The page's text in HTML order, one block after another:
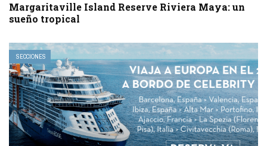
Margaritaville Island Reserve Riviera Maya: un
sueño tropical
SECCIONES